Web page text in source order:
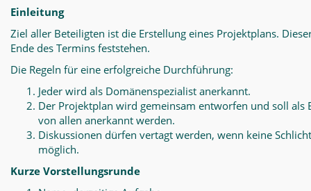
Einleitung
Ziel aller Beteiligten ist die Erstellung eines Projektplans.
Ende des Termins feststehen.
Die Regeln für eine erfolgreiche Durchführung:
Jeder wird als Domänenspezialist anerkannt.
Der Projektplan wird gemeinsam entworfen und soll als
von allen anerkannt werden.
Diskussionen dürfen vertagt werden, wenn keine
möglich.
Kurze Vorstellungsrunde